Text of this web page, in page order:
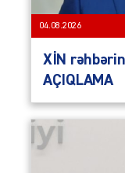
04.08.2026
XİN
AÇIQLAMA